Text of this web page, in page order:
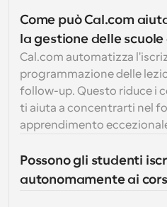
Come può Cal.com
la gestione delle
Cal.com automatizza
programmazione delle
follow-up. Questo riduce i
ti aiuta a concentrarti nel
apprendimento
Possono gli studenti
autonomamente ai